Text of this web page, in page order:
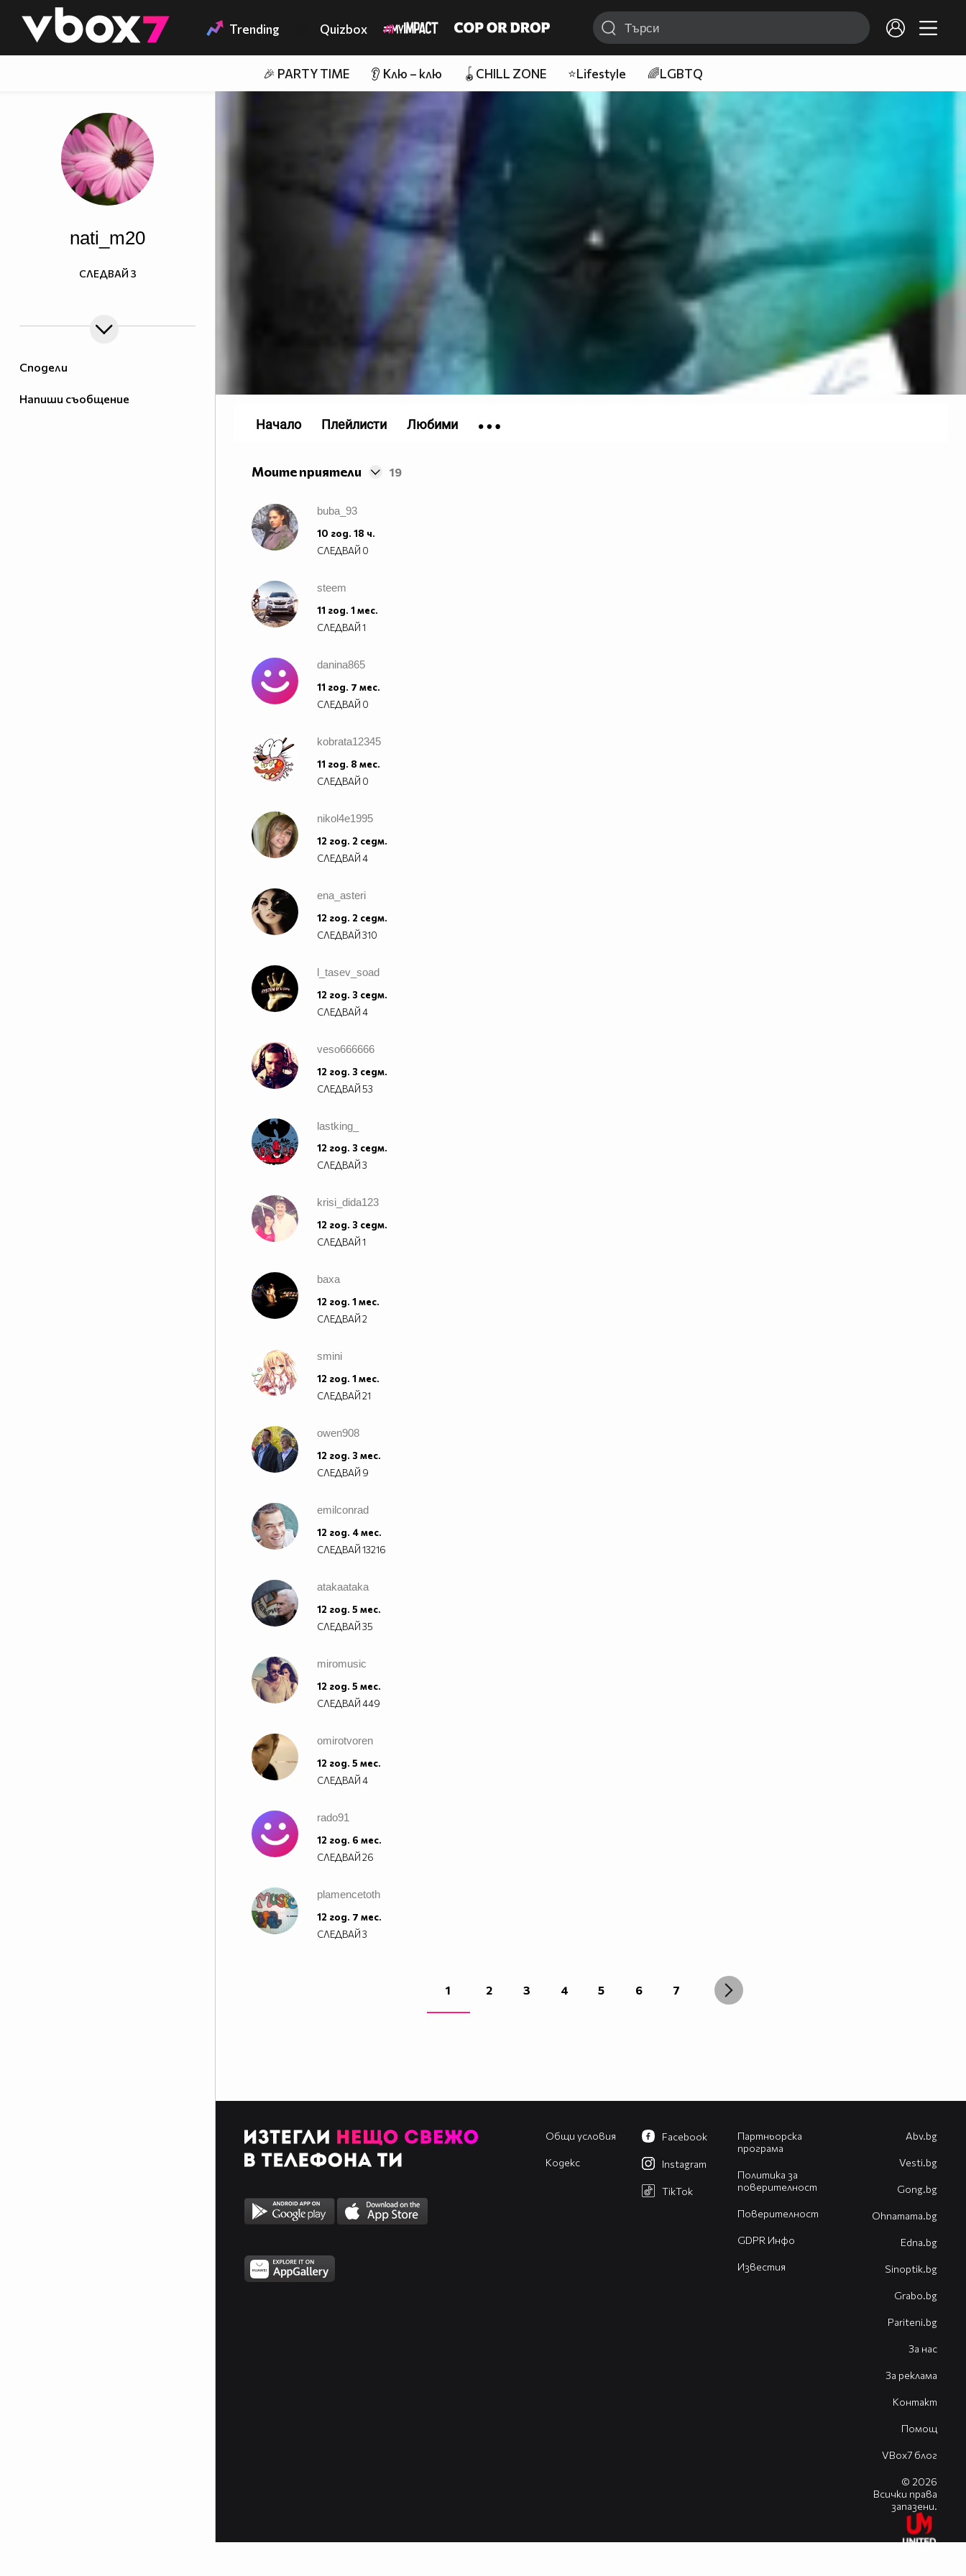
👾 Trending Quizbox
🎉 PARTY TIME 👂 Клю – клю 🪀CHILL ZONE ⭐Lifestyle 🌈LGBTQ
Сподели
Напиши съобщение
nati_m20
СЛЕДВАЙ 3
Моите приятели 19
buba_93
10 год. 18 ч.
СЛЕДВАЙ 0
steem
11 год. 1 мес.
СЛЕДВАЙ1
danina865
11 год. 7 мес.
СЛЕДВАЙ 0
kobrata12345
11 год. 8 мес.
СЛЕДВАЙ 0
nikol4e1995
12 год. 2 седм.
СЛЕДВАЙ4
ena_asteri
12 год. 2 седм.
СЛЕДВАЙ310
l_tasev_soad
12 год. 3 седм.
СЛЕДВАЙ4
veso666666
12 год. 3 седм.
СЛЕДВАЙ53
lastking_
12 год. 3 седм.
СЛЕДВАЙ3
krisi_dida123
12 год. 3 седм.
СЛЕДВАЙ1
baxa
12 год. 1 мес.
СЛЕДВАЙ2
smini
12 год. 1 мес.
СЛЕДВАЙ21
owen908
12 год. 3 мес.
СЛЕДВАЙ 9
emilconrad
12 год. 4 мес.
СЛЕДВАЙ13216
atakaataka
12 год. 5 мес.
СЛЕДВАЙ35
miromusic
12 год. 5 мес.
СЛЕДВАЙ449
omirotvoren
12 год. 5 мес.
СЛЕДВАЙ4
rado91
12 год. 6 мес.
СЛЕДВАЙ26
plamencetoth
12 год. 7 мес.
СЛЕДВАЙ3
1 2 3 4 5 6 7
Начало Плейлисти Любими
Общи условия
Кодекс
Партньорска
програма
Политика за
поверителност
Поверителност
GDPR Инфо
Известия
Facebook
Instagram
TikTok
Abv.bg
Vesti.bg
Gong.bg
Оhnamama.bg
Edna.bg
Sinoptik.bg
Grabo.bg
Pariteni.bg
За нас
За реклама
Контакт
Помощ
VBox7 блог
© 2026
Всички права
запазени.